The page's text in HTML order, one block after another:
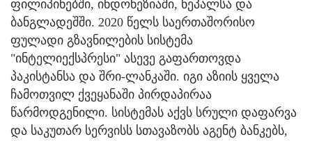
ფილიპინებში, ინდონეზიაში, ნეპალსა და
ბანგლადეშში. 2020 წელს საერთაშორისო
ფულადი გზავნილების სისტემა
"ინტელიექსპრესი" ასევე გაფართოვდა
პაკისტანსა და შრი-ლანკაში. იგი აზიის ყველა
ჩამოთვილ ქვეყანაში პირდაპირაა
წარმოდგენილი. სისტემას აქვს სრული დაფარვა
და საკუთარ სერვისს სთავაზობს აგენტ ბანკებს,